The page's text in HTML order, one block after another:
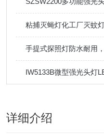
粘捕灭蝇灯化工厂灭蚊
手提式探照灯防水耐用
详细介绍